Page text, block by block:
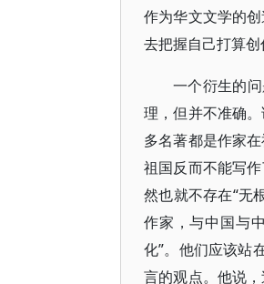
作为华文文学的
去把握自己打算创
一个衍生的
理，但并不准确
多名著都是作家
祖国反而不能写
然也就不存在“无
作家，与中国与
化”。他们应该站
言的观点。他说